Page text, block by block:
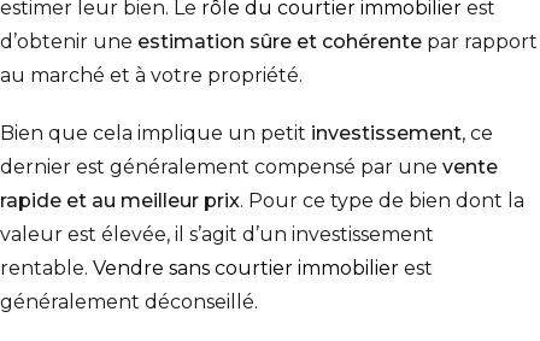
estimer leur bien. Le rôle du courtier immobilier est
d’obtenir une estimation sûre et cohérente par rapport
au marché et à votre propriété.
Bien que cela implique un petit investissement, ce
dernier est généralement compensé par une vente
rapide et au meilleur prix. Pour ce type de bien dont la
valeur est élevée, il s’agit d’un investissement
rentable. Vendre sans courtier immobilier est
généralement déconseillé.